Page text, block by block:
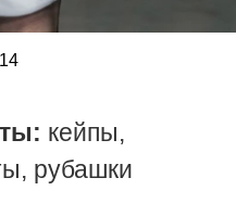
14
кейпы,
рубашки